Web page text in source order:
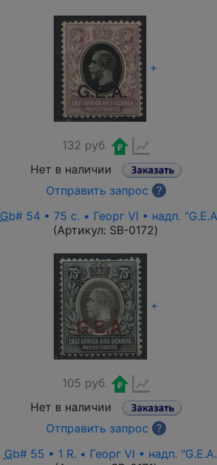
+
132 руб.
Нет в наличии
Отправить запрос
?
Gb# 54 • 75 c. • Георг VI • надп.
(Артикул: SB-0172)
+
105 руб.
Нет в наличии
Отправить запрос
?
Gb# 55 • 1 R. • Георг VI • надп.